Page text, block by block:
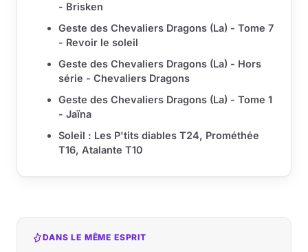
- Brisken
Geste des Chevaliers Dragons (La) - Tome 7
- Revoir le soleil
Geste des Chevaliers Dragons (La) - Hors
série - Chevaliers Dragons
Geste des Chevaliers Dragons (La) - Tome 1
- Jaïna
Soleil : Les P'tits diables T24, Prométhée
T16, Atalante T10
DANS LE MÊME ESPRIT